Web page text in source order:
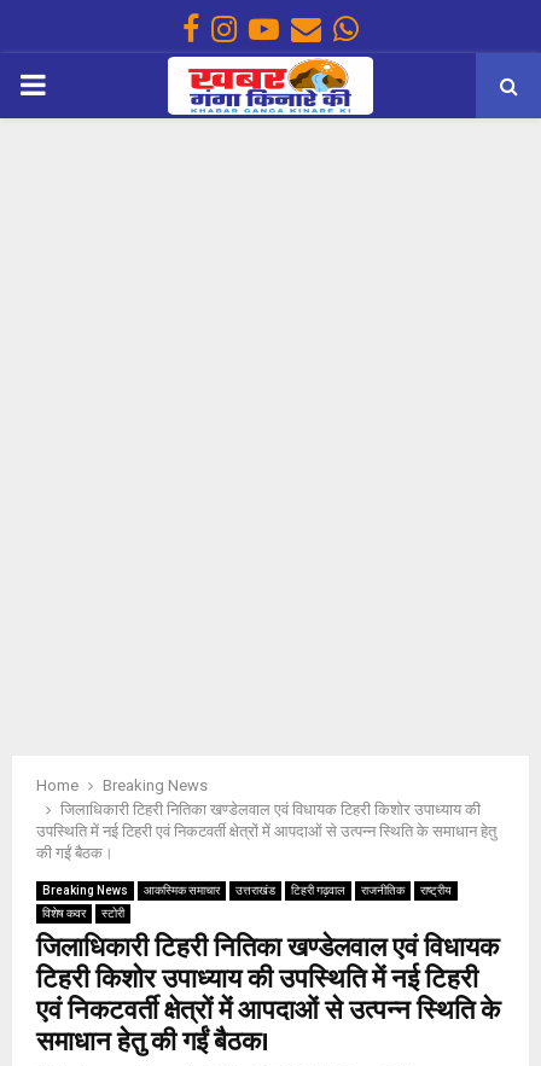
Facebook
Instagram
Youtube
EmailWhatsapp
PRIMARY
Home
Breaking News
जिलाधिकारी टिहरी नितिका खण्डेलवाल एवं विधायक टिहरी किशोर उपाध्याय की
उपस्थिति में नई टिहरी एवं निकटवर्ती क्षेत्रों में आपदाओं से उत्पन्न स्थिति के समाधान हेतु
की गईं बैठक।
Breaking News आकस्मिक समाचार उत्तराखंड टिहरी गढ़वाल राजनीतिक
राष्ट्रीय
विशेष कवर
स्टोरी
जिलाधिकारी टिहरी नितिका खण्डेलवाल एवं विधायक
टिहरी किशोर उपाध्याय की उपस्थिति में नई टिहरी
एवं निकटवर्ती क्षेत्रों में आपदाओं से उत्पन्न स्थिति के
समाधान हेतु की गईं बैठक।